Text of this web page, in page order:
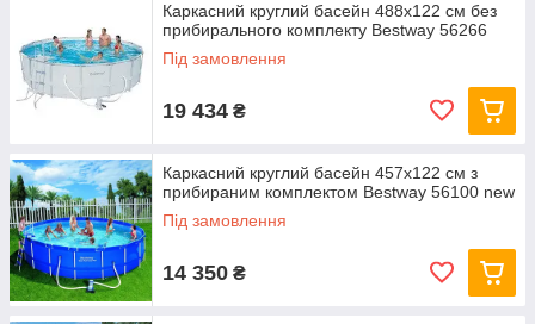
Каркасний круглий басейн 488x122 см без
прибирального комплекту Bestway 56266
Під замовлення
19 434 ₴
Каркасний круглий басейн 457x122 см з
прибираним комплектом Bestway 56100 new
Під замовлення
14 350 ₴